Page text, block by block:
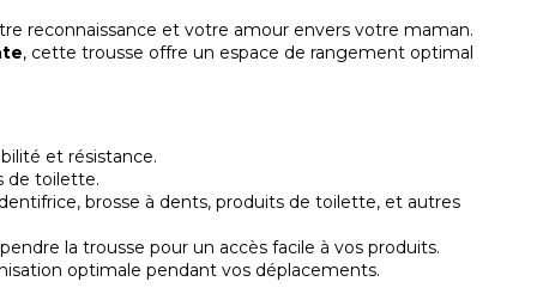
reconnaissance et votre amour envers votre maman.
, cette trousse offre un espace de rangement optimal
et résistance.
de toilette.
brosse à dents, produits de toilette, et autres
la trousse pour un accès facile à vos produits.
optimale pendant vos déplacements.